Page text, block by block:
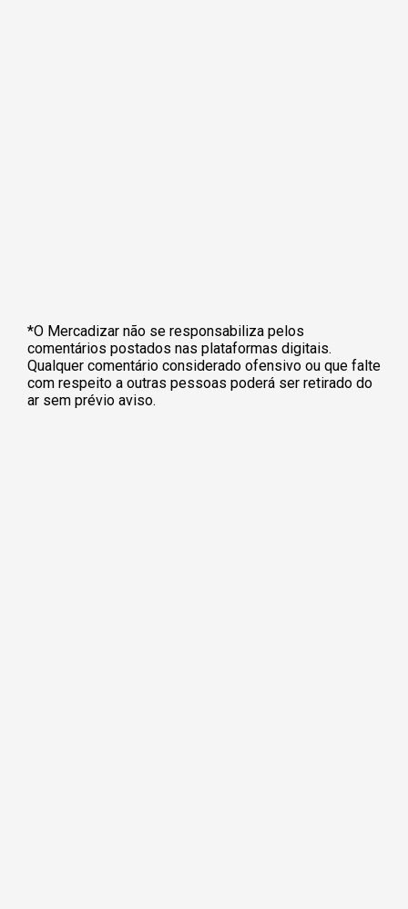
*O Mercadizar não se responsabiliza pelos
comentários postados nas plataformas digitais.
Qualquer comentário considerado ofensivo ou que falte
com respeito a outras pessoas poderá ser retirado do
ar sem prévio aviso.